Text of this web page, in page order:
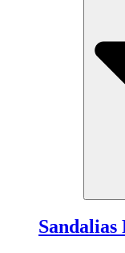
Sandalias